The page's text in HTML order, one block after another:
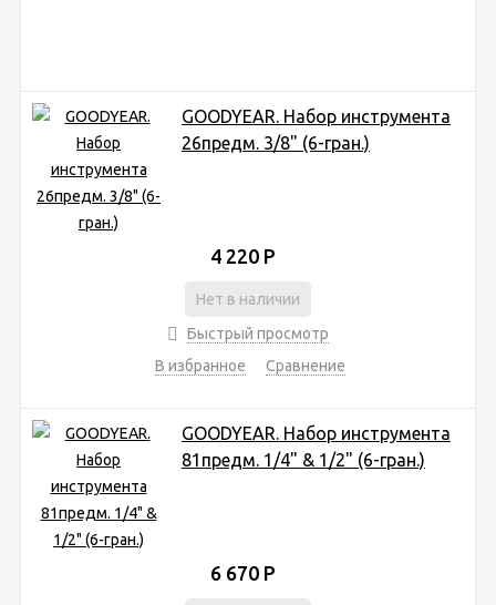
GOODYEAR. Набор инструмента
26предм. 3/8" (6-гран.)
4 220 Р
Нет в наличии
Быстрый просмотр
В избранное
Сравнение
GOODYEAR. Набор инструмента
81предм. 1/4" & 1/2" (6-гран.)
6 670 Р